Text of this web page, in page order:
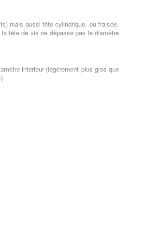
mais aussi tête cylindrique, ou fraisée.
tête de vis ne dépasse pas le diamètre
intérieur (légèrement plus gros que